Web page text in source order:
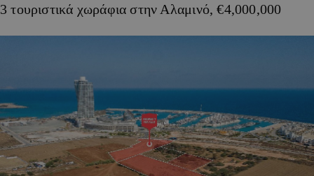
3 τουριστικά χωράφια στην Αλαμινό, €4,000,000